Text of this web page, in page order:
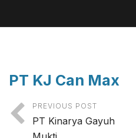
PT KJ Can Max
PREVIOUS POST
PT Kinarya Gayuh